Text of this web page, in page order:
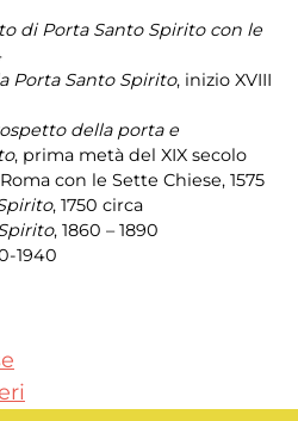
di Porta Santo Spirito con le
Porta Santo Spirito, inizio XVIII
della porta e
, prima metà del XIX secolo
con le Sette Chiese, 1575
, 1750 circa
, 1860 – 1890
1940